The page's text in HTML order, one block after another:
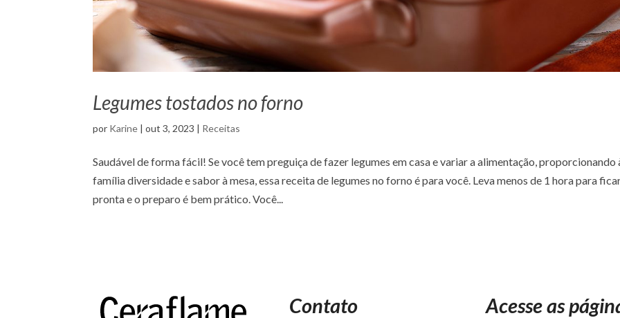
Legumes tostados no forno
por Karine |out 3, 2023 | Receitas
Saudável de forma fácil! Se você tem preguiça de fazer legumes em casa e variar a alimentação, proporcionando
família diversidade e sabor à mesa, essa receita de legumes no forno é para você. Leva menos de 1 hora para
pronta e o preparo é bem prático. Você...
Contato Acesse as